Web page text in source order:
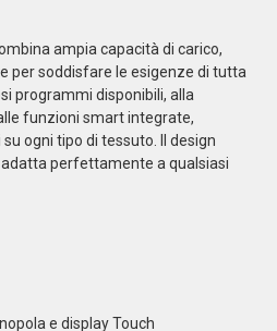
ampia capacità di carico,
per soddisfare le esigenze di tutta
programmi disponibili, alla
funzioni smart integrate,
ogni tipo di tessuto. Il design
perfettamente a qualsiasi
e display Touch